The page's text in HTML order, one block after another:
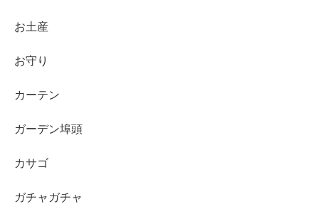
お土産
お守り
カーテン
ガーデン埠頭
カサゴ
ガチャガチャ